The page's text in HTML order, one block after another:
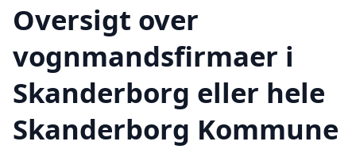
Oversigt over
vognmandsfirmaer i
Skanderborg eller hele
Skanderborg Kommune